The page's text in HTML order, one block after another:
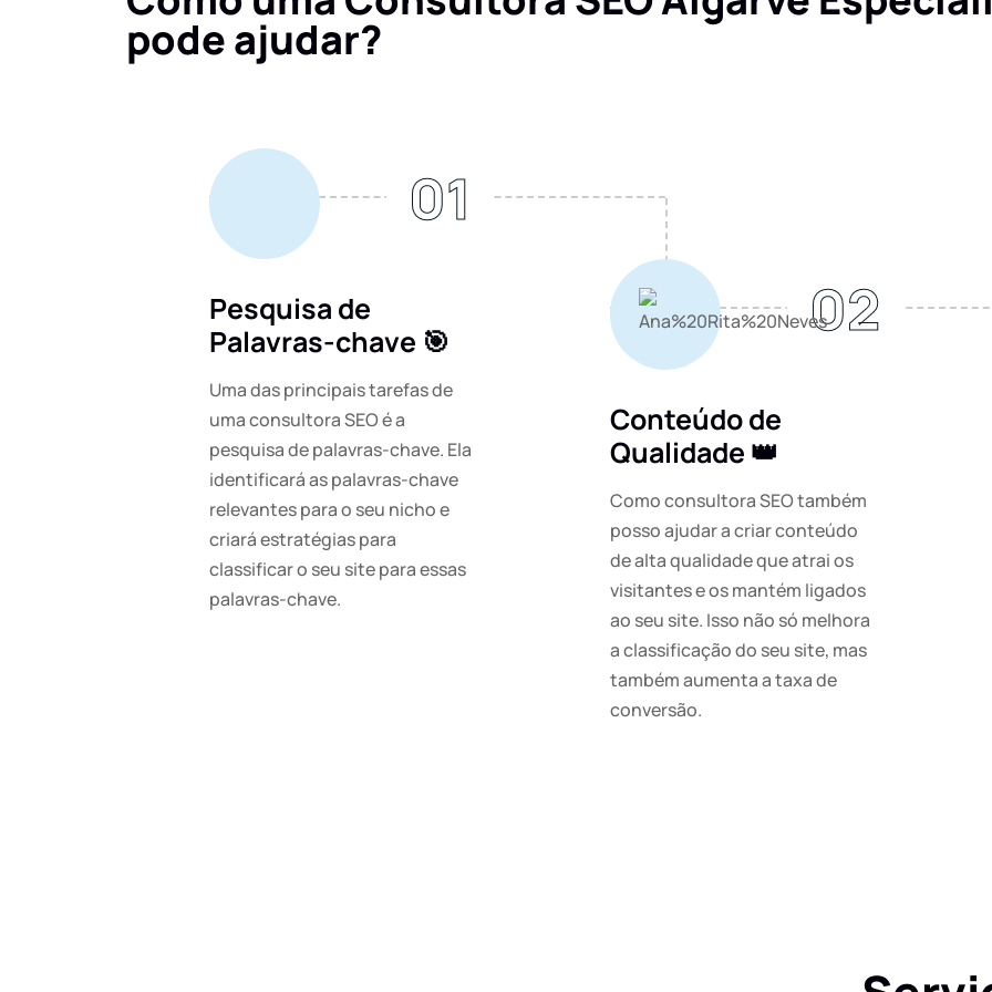
pode ajudar?
01
Pesquisa de
Palavras-chave 🎯
Uma das principais tarefas de
uma consultora SEO é a
pesquisa de palavras-chave. Ela
identificará as palavras-chave
relevantes para o seu nicho e
criará estratégias para
classificar o seu site para essas
palavras-chave.
02
Conteúdo de
Qualidade 👑
Como consultora SEO também
posso ajudar a criar conteúdo
de alta qualidade que atrai os
visitantes e os mantém ligados
ao seu site. Isso não só melhora
a classificação do seu site, mas
também aumenta a taxa de
conversão.